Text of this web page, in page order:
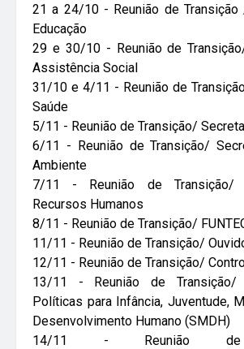
21 a 24/10 - Reunião de
Educação
29 e 30/10 - Reunião de
Assistência Social
31/10 e 4/11 - Reunião de
Saúde
5/11 - Reunião de Transição/
6/11 - Reunião de Transição/
Ambiente
7/11 - Reunião de Transição/
Recursos Humanos
8/11 - Reunião de Transição/
11/11 - Reunião de Transição/
12/11 - Reunião de Transição/
13/11 - Reunião de
Políticas para Infância, Juventude,
Desenvolvimento Humano (SMDH)
14/11 - Reunião